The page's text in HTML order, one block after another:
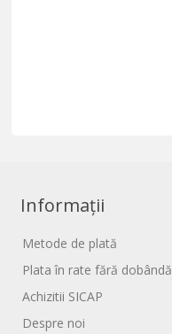
Informații
Metode de plată
Plata în rate fără dobândă
Achizitii SICAP
Despre noi